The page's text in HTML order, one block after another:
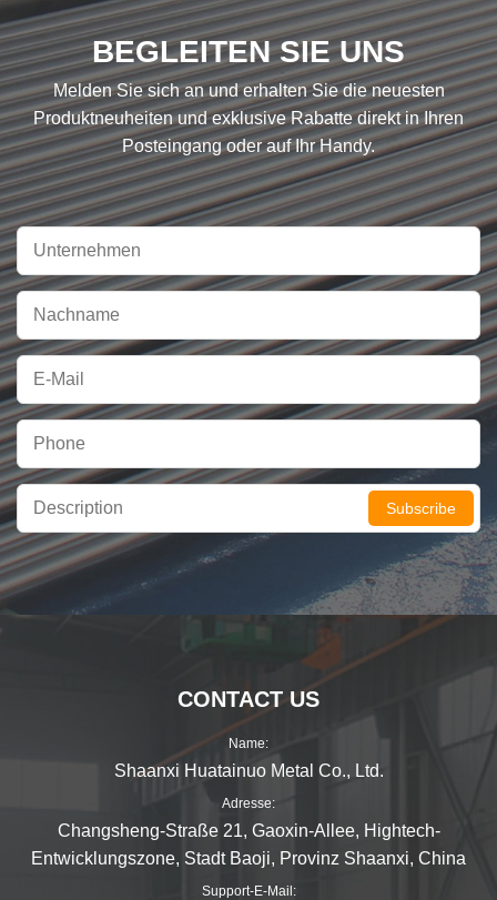
BEGLEITEN SIE UNS
Melden Sie sich an und erhalten Sie die neuesten
Produktneuheiten und exklusive Rabatte direkt in Ihren
Posteingang oder auf Ihr Handy.
Subscribe
CONTACT US
Name:
Shaanxi Huatainuo Metal Co., Ltd.
Adresse:
Changsheng-Straße 21, Gaoxin-Allee, Hightech-
Entwicklungszone, Stadt Baoji, Provinz Shaanxi, China
Support-E-Mail: